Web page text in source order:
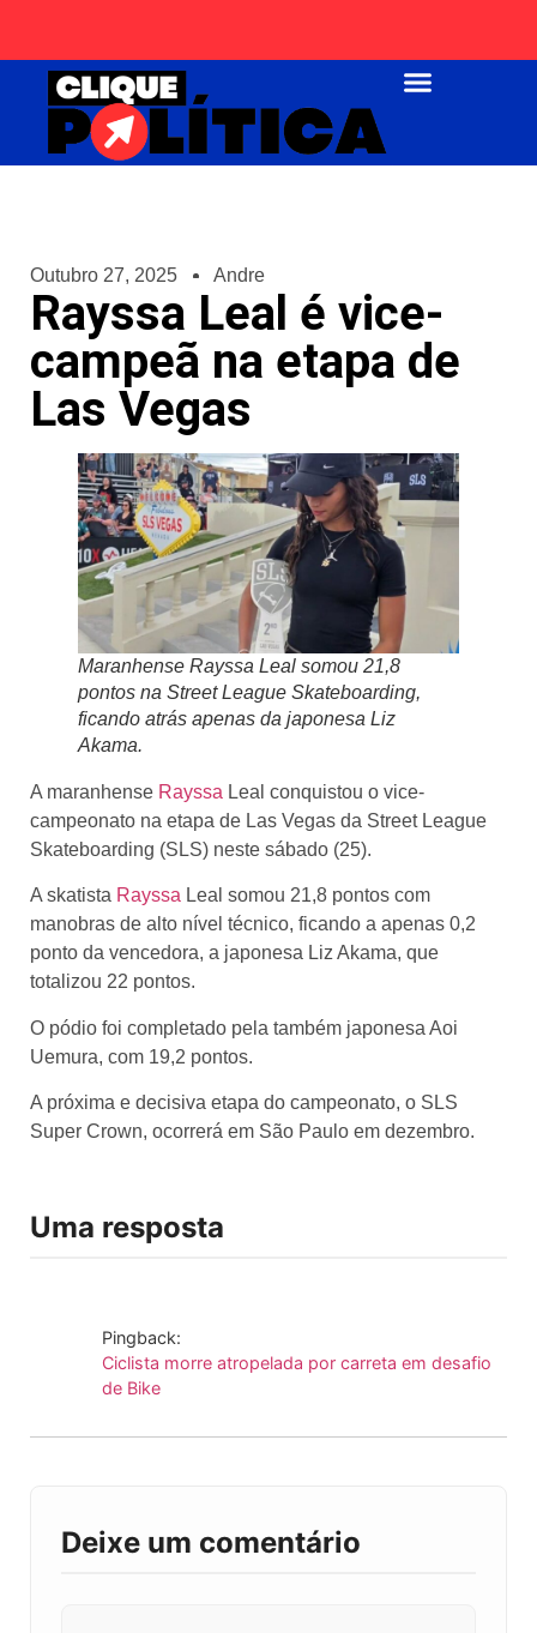
Outubro 27, 2025 Andre
Rayssa Leal é vice-
campeã na etapa de
Las Vegas
Maranhense Rayssa Leal somou 21,8
pontos na Street League Skateboarding,
ficando atrás apenas da japonesa Liz
Akama.
A maranhense Rayssa Leal conquistou o vice-
campeonato na etapa de Las Vegas da Street League
Skateboarding (SLS) neste sábado (25).
A skatista Rayssa Leal somou 21,8 pontos com
manobras de alto nível técnico, ficando a apenas 0,2
ponto da vencedora, a japonesa Liz Akama, que
totalizou 22 pontos.
O pódio foi completado pela também japonesa Aoi
Uemura, com 19,2 pontos.
A próxima e decisiva etapa do campeonato, o SLS
Super Crown, ocorrerá em São Paulo em dezembro.
Uma resposta
Pingback:
Ciclista morre atropelada por carreta em desafio
de Bike
Deixe um comentário